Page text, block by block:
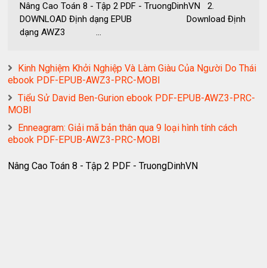
Nâng Cao Toán 8 - Tập 2 PDF - TruongDinhVN 2.
DOWNLOAD Định dạng EPUB Download Định
dạng AWZ3 ...
Kinh Nghiệm Khởi Nghiệp Và Làm Giàu Của Người Do Thái
ebook PDF-EPUB-AWZ3-PRC-MOBI
Tiểu Sử David Ben-Gurion ebook PDF-EPUB-AWZ3-PRC-
MOBI
Enneagram: Giải mã bản thân qua 9 loại hình tính cách
ebook PDF-EPUB-AWZ3-PRC-MOBI
Nâng Cao Toán 8 - Tập 2 PDF - TruongDinhVN